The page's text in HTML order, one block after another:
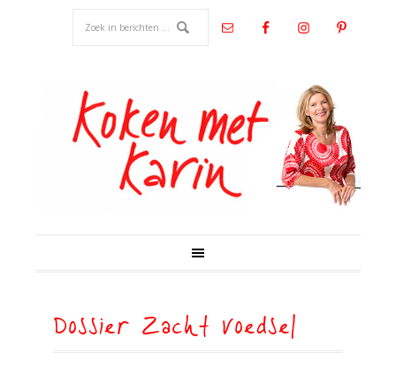
Dossier Zacht voedsel